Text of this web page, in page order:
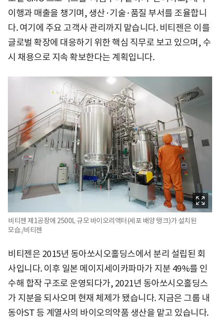
이행과 매출을 챙기며, 생산·기술·품질 부서를 조율합니
다. 여기에 주요 고객사 관리까지 맡습니다. 비티젠은 이를
글로벌 확장에 대응하기 위한 핵심 직무로 보고 있으며, 수
시 채용으로 지속 확보한다는 계획입니다.
비티젠 제1공장에 2500L 규모 바이오리액터(세포 배양 탱크)가 설치된
모습./비티젠
비티젠은 2015년 동아쏘시오홀딩스에서 분리 설립된 회
사입니다. 이후 일본 메이지세이카파마가 지분 49%를 인
수해 합작 구조로 운영되다가, 2021년 동아쏘시오홀딩스
가 지분을 되사오며 현재 체제가 됐습니다. 지금은 그룹 내
동아ST 등 계열사의 바이오의약품 생산을 맡고 있습니다.